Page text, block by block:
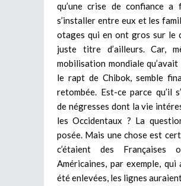
qu’une crise de confiance a
s’installer entre eux et les
otages qui en ont gros sur le
juste titre d’ailleurs. Car,
mobilisation mondiale
le rapt de Chibok, semble
retombée. Est-ce parce qu’il
de négresses dont la vie
les Occidentaux ? La
posée. Mais une chose est
c’étaient des Françaises
Américaines, par exemple, qui
été enlevées, les lignes